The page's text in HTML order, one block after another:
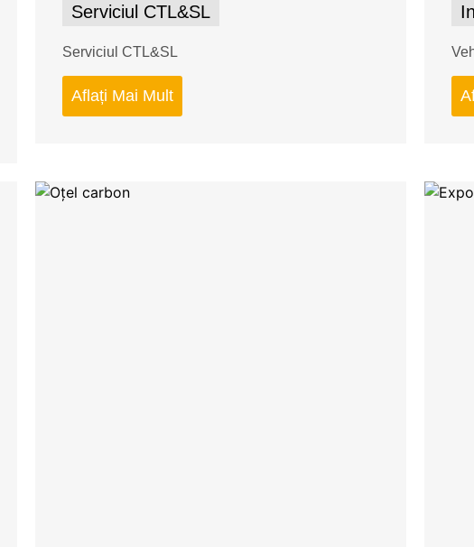
Serviciul CTL&SL
Serviciul CTL&SL
Aflați Mai Mult